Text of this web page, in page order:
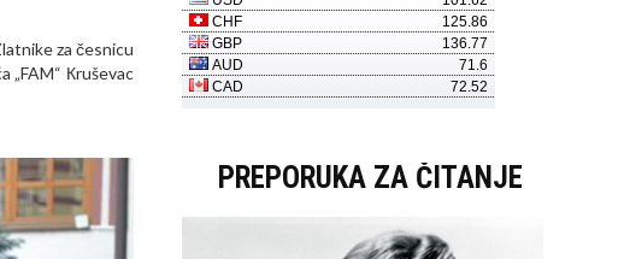
za česnicu
„FAM“ Кruševac
PREPORUKA ZA ČITANJE